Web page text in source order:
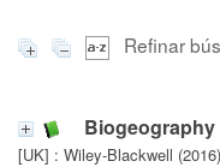
Refinar
Biogeography
[UK] : Wiley-Blackwell (2016)